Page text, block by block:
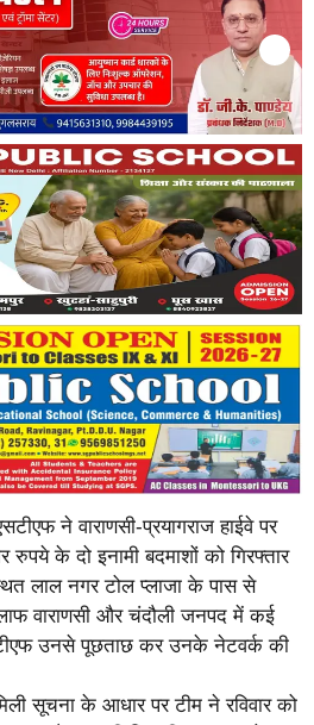
ने वाराणसी-प्रयागराज हाईवे पर
रुपये के दो इनामी बदमाशों को गिरफ्तार
लाल नगर टोल प्लाजा के पास से
वाराणसी और चंदौली जनपद में कई
उनसे पूछताछ कर उनके नेटवर्क की
सूचना के आधार पर टीम ने रविवार को